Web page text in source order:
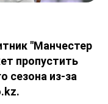
"Манчестер
пропустить
сезона из-за